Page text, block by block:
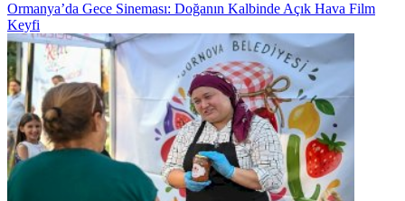
Ormanya’da Gece Sineması: Doğanın Kalbinde Açık Hava Film
Keyfi